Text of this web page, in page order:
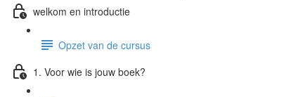
welkom en introductie
Opzet van de cursus
1. Voor wie is jouw boek?